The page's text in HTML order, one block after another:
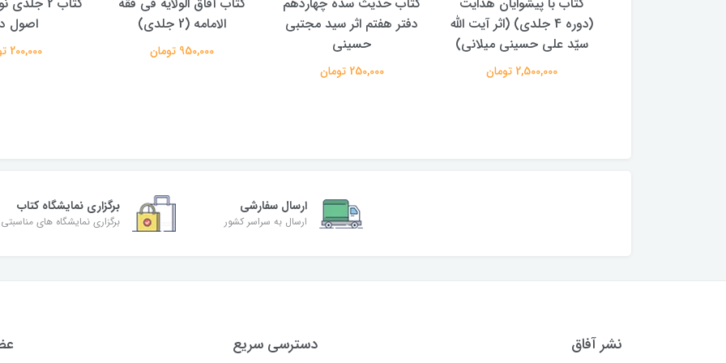
دفتر هفتم اثر سید مجتبی
حسینی
250,000 تومان
الامامه (2 جلدی)
950,000 تومان
اصول دین
200,000 تومان
علیرضا
350,000 تومان
ارسال سفارشی
ارسال به سراسر کشور
برگزاری نمایشگاه کتاب
برگزاری نمایشگاه های مناسبتی
نشر آفاق دسترسی سریع